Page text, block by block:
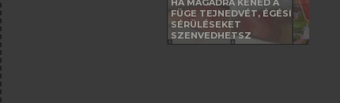
HA MAGADRA KENED A
FÜGE TEJNEDVÉT, ÉGÉSI
SÉRÜLÉSEKET
SZENVEDHETSZ